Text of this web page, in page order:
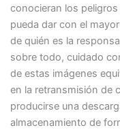
conocieran los peligros
pueda dar con el
de quién es la
sobre todo, cuidado
de estas imágenes
en la retransmisión de
producirse una
almacenamiento de